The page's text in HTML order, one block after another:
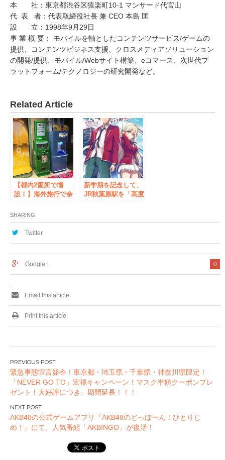
本 社：東京都渋谷区猿楽町10-1 マンサード代官山
代 表 者：代表取締役社長 兼 CEO 本島 匡
設 立：1998年9月29日
事 業 概 要： モバイルを軸としたコンテンツサービス/ゲームの
提供、コンテンツビジネス支援、クロスメディアソリューション
の開発/提供、モバイル/Webサイト構築、eコマース、次世代プ
ラットフォーム/テクノロジーの研究開発など。
Related Article
【都内2箇所で増
設！】海外旅行で余
ーやギフト券に交換
できる「ポケットチ
ェンジ」が渋谷セン
新学期を記念して、
JR秋葉原駅を「高度
『ようこそ実力至上
SHARING
Twitter
0
Google+
Email this article
Print this article
投
稿
ナ
ビ
ゲ
ー
緊急事態宣言発令！東京都・埼玉県・千葉県・神奈川県限定！
「NEVER GO TO」宏福キャンペーン！マスク半額クーポンプレ
ゼント！大好評につき、期間延長！！！
AKB48の公式ゲームアプリ『AKB48のどっぼーん！ひとりじ
め！』にて、人気番組「AKBINGO」が復活！